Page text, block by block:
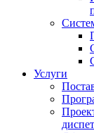
Услуги